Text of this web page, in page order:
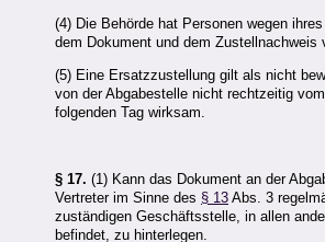
(4) Die Behörde hat Personen wegen
dem Dokument und dem
(5) Eine Ersatzzustellung gilt als nicht
von der Abgabestelle nicht rechtzeitig
folgenden Tag wirksam.
§ 17. (1) Kann das Dokument an der
Vertreter im Sinne des § 13 Abs. 3
zuständigen Geschäftsstelle, in allen
befindet, zu hinterlegen.